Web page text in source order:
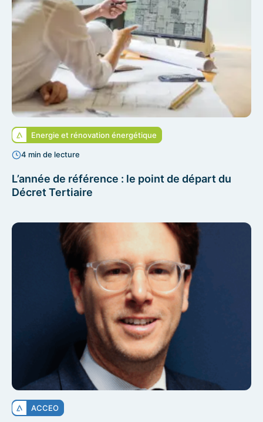
Energie et rénovation énergétique
4 min de lecture
L’année de référence : le point de départ du
Décret Tertiaire
ACCEO